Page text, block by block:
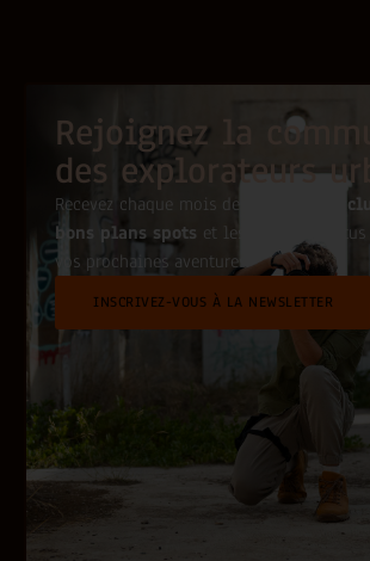
Rejoignez la
des explorateurs
Recevez chaque mois des conseils
bons plans spots et les dernières actus
vos prochaines aventures.
INSCRIVEZ-VOUS À LA NEWSLETTER